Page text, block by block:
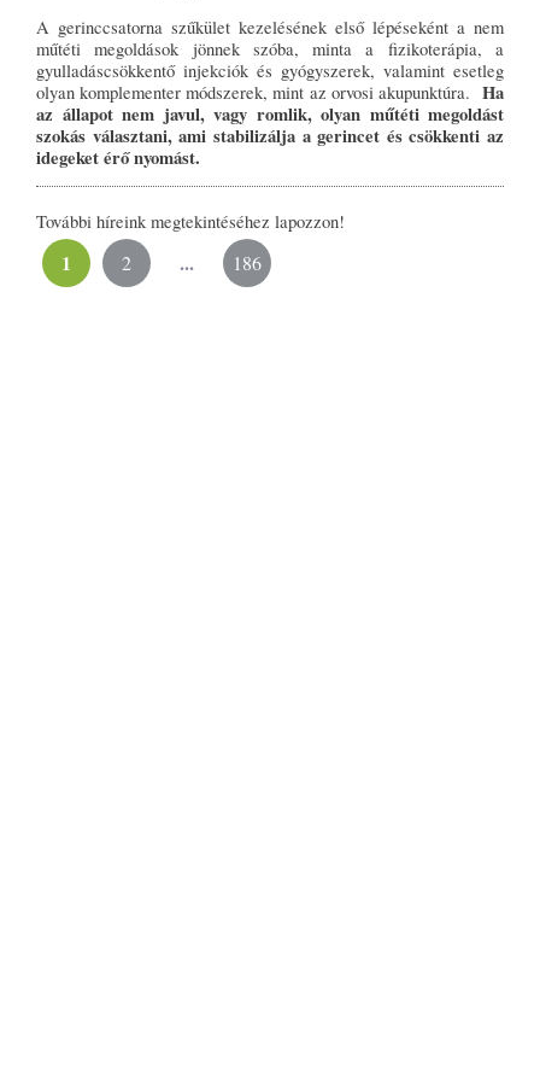
A gerinccsatorna szűkület kezelésének első lépéseként a nem
műtéti megoldások jönnek szóba, minta a fizikoterápia, a
gyulladáscsökkentő injekciók és gyógyszerek, valamint esetleg
olyan komplementer módszerek, mint az orvosi akupunktúra. Ha
az állapot nem javul, vagy romlik, olyan műtéti megoldást
szokás választani, ami stabilizálja a gerincet és csökkenti az
idegeket érő nyomást.
További híreink megtekintéséhez lapozzon!
1 2 ... 186